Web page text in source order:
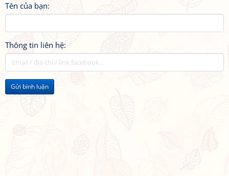
Tên của bạn:
Thông tin liên hệ:
Gửi bình luận